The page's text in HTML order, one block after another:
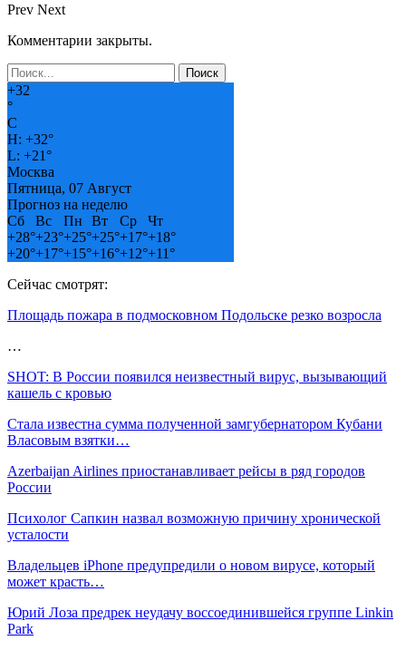
Prev Next
Комментарии закрыты.
+32
°
C
H: +32°
L: +21°
Москва
Пятница, 07 Август
Прогноз на неделю
Сб
Вс Пн Вт Ср
Чт
+28°+23°+25°+25°+17°+18°
+20°+17°+15°+16°+12°+11°
Сейчас смотрят:
Площадь пожара в подмосковном Подольске резко возросла
…
SHOT: В России появился неизвестный вирус, вызывающий
кашель с кровью
Стала известна сумма полученной замгубернатором Кубани
Власовым взятки…
Azerbaijan Airlines приостанавливает рейсы в ряд городов
России
Психолог Сапкин назвал возможную причину хронической
усталости
Владельцев iPhone предупредили о новом вирусе, который
может красть…
Юрий Лоза предрек неудачу воссоединившейся группе Linkin
Park